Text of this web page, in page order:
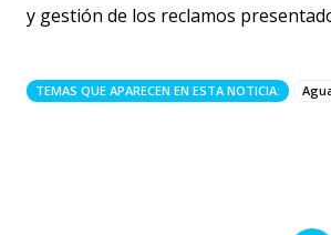
y gestión de los reclamos
TEMAS QUE APARECEN EN ESTA NOTICIA: